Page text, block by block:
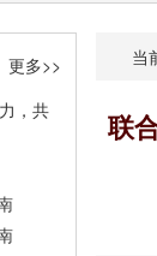
更多>>
，共
当
联